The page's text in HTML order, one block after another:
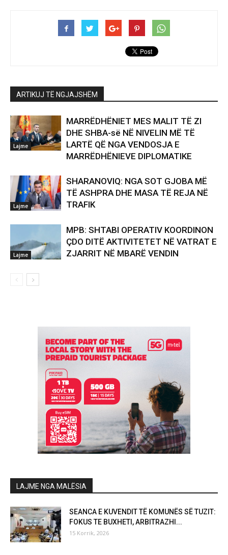
ARTIKUJ TË NGJAJSHËM
Lajme
MARRËDHËNIET MES MALIT TË ZI
DHE SHBA-së NË NIVELIN MË TË
LARTË QË NGA VENDOSJA E
MARRËDHËNIEVE DIPLOMATIKE
Lajme
SHARANOVIQ: NGA SOT GJOBA MË
TË ASHPRA DHE MASA TË REJA NË
TRAFIK
Lajme
MPB: SHTABI OPERATIV KOORDINON
ÇDO DITË AKTIVITETET NË VATRAT E
ZJARRIT NË MBARË VENDIN
LAJME NGA MALËSIA
SEANCA E KUVENDIT TË KOMUNËS SË TUZIT:
FOKUS TE BUXHETI, ARBITRAZHI...
15 Korrik, 2026